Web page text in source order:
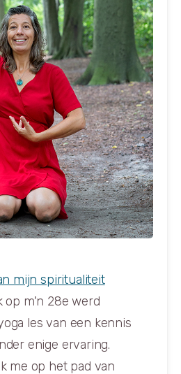
mijn spiritualiteit
op m'n 28e werd
les van een kennis
enige ervaring.
me op het pad van